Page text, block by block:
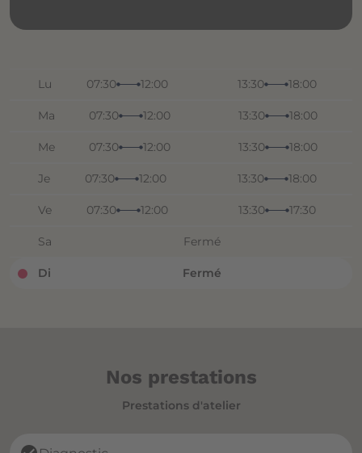
Lu 07:30 12:00 13:30 18:00
Ma 07:30 12:00 13:30 18:00
Me 07:30 12:00 13:30 18:00
Je 07:30 12:00 13:30 18:00
Ve 07:30 12:00 13:30 17:30
Sa Fermé
Di Fermé
Nos prestations
Prestations d'atelier